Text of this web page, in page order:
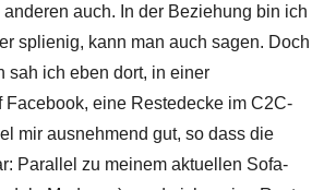
auch. In der Beziehung bin ich
splienig, kann man auch sagen. Doch
sah ich eben dort, in einer
Facebook, eine Restedecke im C2C-
mir ausnehmend gut, so dass die
Parallel zu meinem aktuellen Sofa-